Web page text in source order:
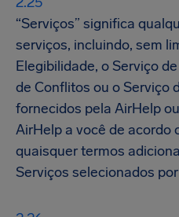
“Serviços” significa
serviços, incluindo, sem
Elegibilidade, o Serviço
de Conflitos ou o Serviço
fornecidos pela AirHelp
AirHelp a você de acordo
quaisquer termos
Serviços selecionados